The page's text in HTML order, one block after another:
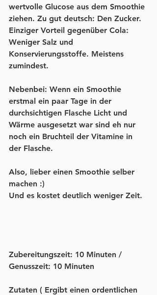
wertvolle Glucose aus dem Smoothie
ziehen. Zu gut deutsch: Den Zucker.
Einziger Vorteil gegenüber Cola:
Weniger Salz und
Konservierungsstoffe. Meistens
zumindest.
Nebenbei: Wenn ein Smoothie
erstmal ein paar Tage in der
durchsichtigen Flasche Licht und
Wärme ausgesetzt war sind eh nur
noch ein Bruchteil der Vitamine in
der Flasche.
Also, lieber einen Smoothie selber
machen :)
Und es kostet deutlich weniger Zeit.
Zubereitungszeit: 10 Minuten /
Genusszeit: 10 Minuten
Zutaten ( Ergibt einen ordentlichen